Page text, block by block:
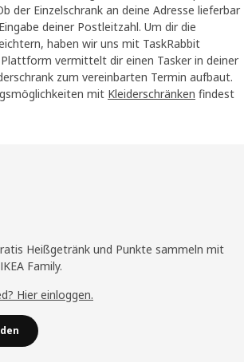
der Einzelschrank an deine Adresse lieferbar
deiner Postleitzahl. Um dir die
haben wir uns mit TaskRabbit
vermittelt dir einen Tasker in deiner
zum vereinbarten Termin aufbaut.
mit Kleiderschränken findest
Heißgetränk und Punkte sammeln mit
Family.
Hier einloggen.